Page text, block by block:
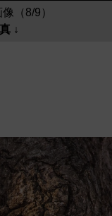
（8/9）
↓